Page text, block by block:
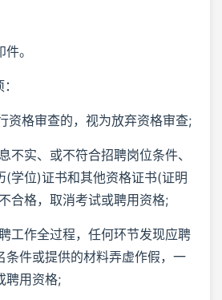
。
资格审查的，视为放弃资格审查;
不实、或不符合招聘岗位条件、
(学位)证书和其他资格证书(证明
合格，取消考试或聘用资格;
工作全过程，任何环节发现应聘
条件或提供的材料弄虚作假，一
聘用资格;